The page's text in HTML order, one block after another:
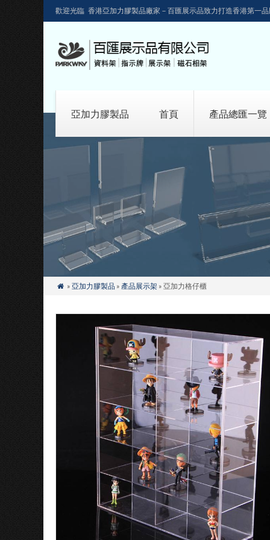
歡迎光臨 香港亞加力膠製品廠家－百匯展示品致力打造香港第一
亞加力膠製品 首頁 產品總匯一覽
 » 亞加力膠製品» 產品展示架» 亞加力格仔櫃